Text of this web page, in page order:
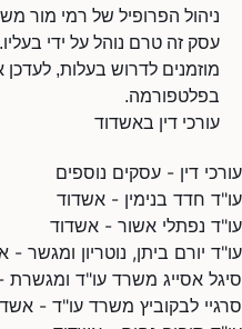
ניהול הפרופיל של רמי מור
עסק זה טרם נוהל על ידי
מוזמנים לדרוש בעלות,
בפלטפורמה.
עורכי דין באשדוד
עורכי דין - עסקים נוספים
עו"ד חדד בנימין - אשדוד
עו"ד נפתלי אשור - אשדוד
עו"ד יורם ביתן, נוטריון ומגשר -
סיגל אסייג משרד עו"ד ומגשרת
סרגיי לבקוביץ משרד עו"ד -